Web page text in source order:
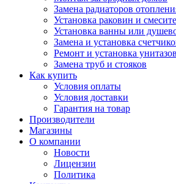
Замена радиаторов
Установка раковин и
Установка ванны или
Замена и установка
Ремонт и установка
Замена труб и стояков
Как купить
Условия оплаты
Условия доставки
Гарантия на товар
Производители
Магазины
О компании
Новости
Лицензии
Политика